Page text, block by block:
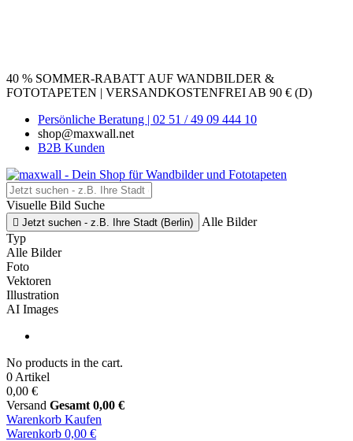
40 % SOMMER-RABATT AUF WANDBILDER &
FOTOTAPETEN | VERSANDKOSTENFREI AB 90 € (D)
Persönliche Beratung | 02 51 / 49 09 444 10
shop@maxwall.net
B2B Kunden
Visuelle Bild Suche
 Jetzt suchen - z.B. Ihre Stadt (Berlin)
Alle Bilder
Typ
Alle Bilder
Foto
Vektoren
Illustration
AI Images
No products in the cart.
0 Artikel
0,00 €
Versand Gesamt 0,00 €
Warenkorb Kaufen
Warenkorb 0,00 €